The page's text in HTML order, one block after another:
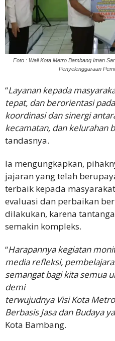
Foto : Wali Kota Metro Bambang Iman
Penyelenggaraan
“Layanan kepada
tepat, dan berorientasi
koordinasi dan sinergi
kecamatan, dan kelurahan
tandasnya.
Ia mengungkapkan,
jajaran yang telah
terbaik kepada
evaluasi dan perbaikan
dilakukan, karena
semakin kompleks.
“Harapannya kegiatan
media refleksi,
semangat bagi kita semua
demi
terwujudnya Visi Kota
Berbasis Jasa dan Budaya
Kota Bambang.